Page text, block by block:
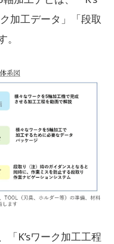
加工データ」「段取
K’sワーク加工工程